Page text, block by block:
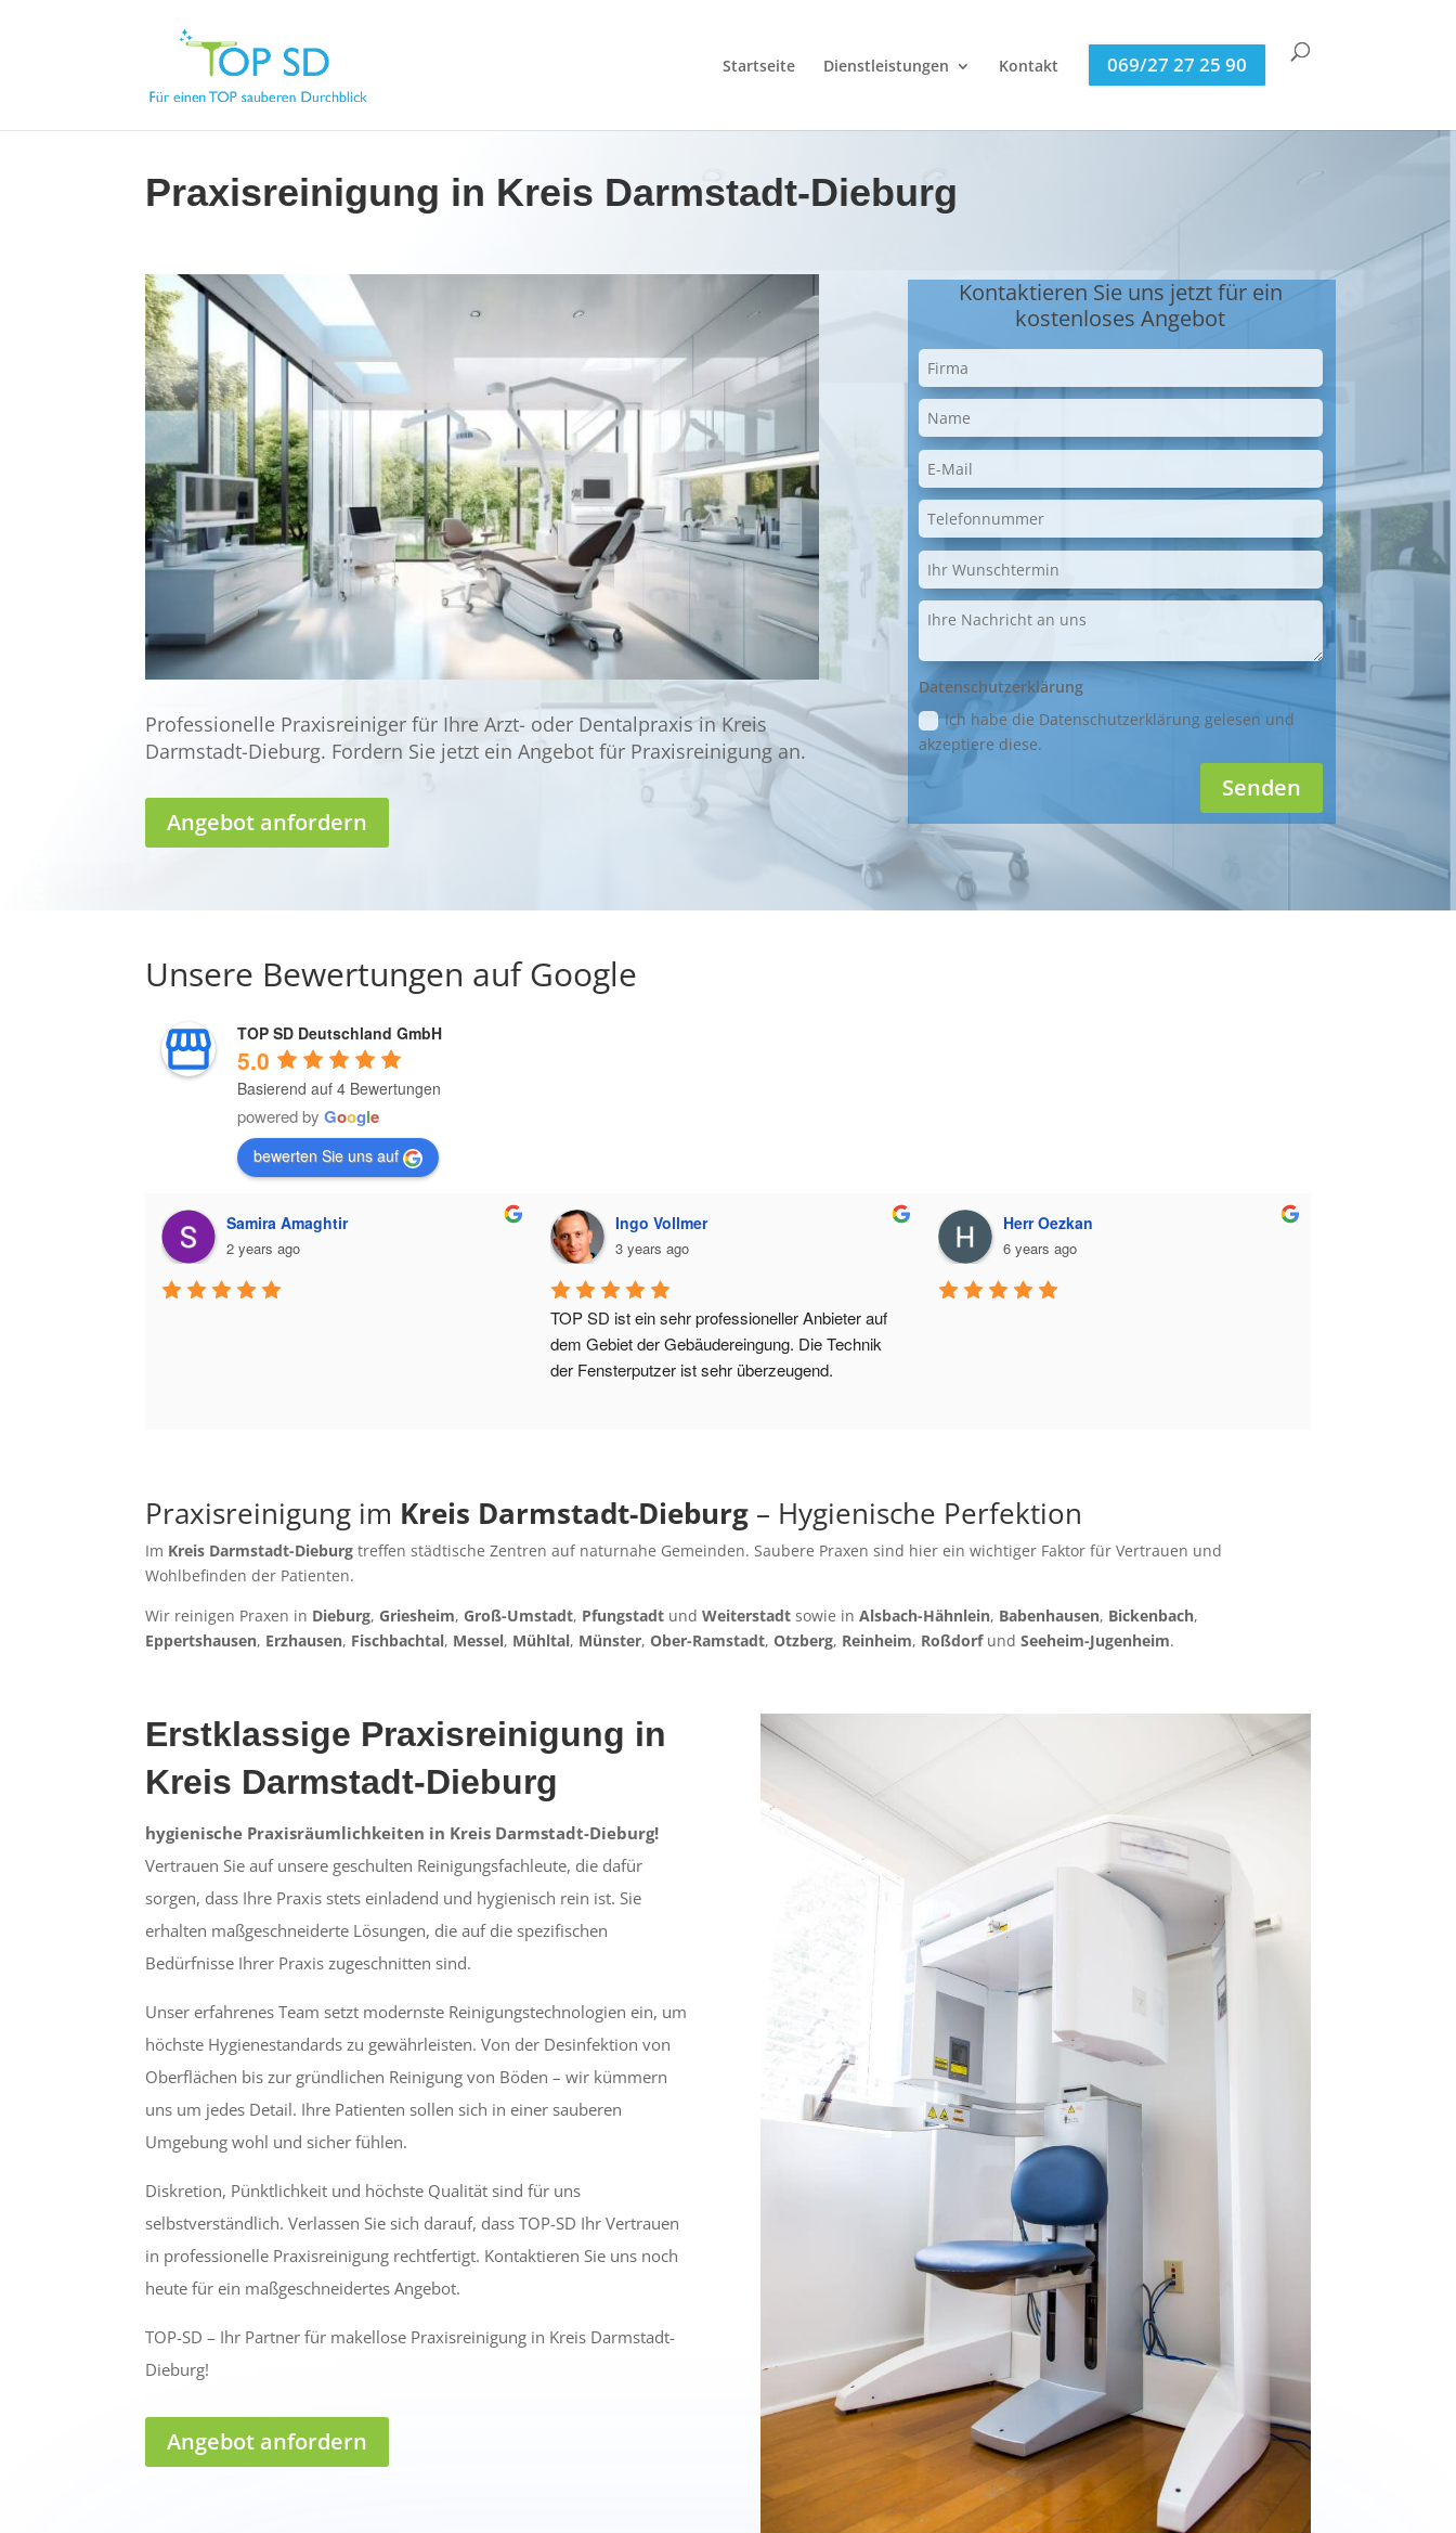
Startseite Dienstleistungen Kontakt 069/27 27 25 90
Praxisreinigung in Kreis Darmstadt-Dieburg
Professionelle Praxisreiniger für Ihre Arzt- oder Dentalpraxis in Kreis
Darmstadt-Dieburg. Fordern Sie jetzt ein Angebot für Praxisreinigung an.
Angebot anfordern
Kontaktieren Sie uns jetzt für ein
kostenloses Angebot
Datenschutzerklärung
Ich habe die Datenschutzerklärung gelesen und
akzeptiere diese.
Senden
Unsere Bewertungen auf Google
TOP SD Deutschland GmbH
5.0
Basierend auf 4 Bewertungen
powered byGoogle
bewerten Sie uns auf
Samira Amaghtir
2 years ago
Ingo Vollmer
3 years ago
TOP SD ist ein sehr professioneller Anbieter auf
dem Gebiet der Gebäudereingung. Die Technik
der Fensterputzer ist sehr überzeugend.
Herr Oezkan
6 years ago
Praxisreinigung im Kreis Darmstadt-Dieburg – Hygienische Perfektion
Im Kreis Darmstadt-Dieburg treffen städtische Zentren auf naturnahe Gemeinden. Saubere Praxen sind hier ein wichtiger Faktor für Vertrauen und
Wohlbefinden der Patienten.
Wir reinigen Praxen in Dieburg, Griesheim, Groß-Umstadt, Pfungstadt undWeiterstadt sowie inAlsbach-Hähnlein, Babenhausen, Bickenbach,
Eppertshausen, Erzhausen, Fischbachtal, Messel, Mühltal, Münster,Ober-Ramstadt,Otzberg, Reinheim, RoßdorfundSeeheim-Jugenheim.
Erstklassige Praxisreinigung in
Kreis Darmstadt-Dieburg
hygienische Praxisräumlichkeiten in Kreis Darmstadt-Dieburg!
Vertrauen Sie auf unsere geschulten Reinigungsfachleute, die dafür
sorgen, dass Ihre Praxis stets einladend und hygienisch rein ist. Sie
erhalten maßgeschneiderte Lösungen, die auf die spezifischen
Bedürfnisse Ihrer Praxis zugeschnitten sind.
Unser erfahrenes Team setzt modernste Reinigungstechnologien ein, um
höchste Hygienestandards zu gewährleisten. Von der Desinfektion von
Oberflächen bis zur gründlichen Reinigung von Böden – wir kümmern
uns um jedes Detail. Ihre Patienten sollen sich in einer sauberen
Umgebung wohl und sicher fühlen.
Diskretion, Pünktlichkeit und höchste Qualität sind für uns
selbstverständlich. Verlassen Sie sich darauf, dass TOP-SD Ihr Vertrauen
in professionelle Praxisreinigung rechtfertigt. Kontaktieren Sie uns noch
heute für ein maßgeschneidertes Angebot.
TOP-SD – Ihr Partner für makellose Praxisreinigung in Kreis Darmstadt-
Dieburg!
Angebot anfordern